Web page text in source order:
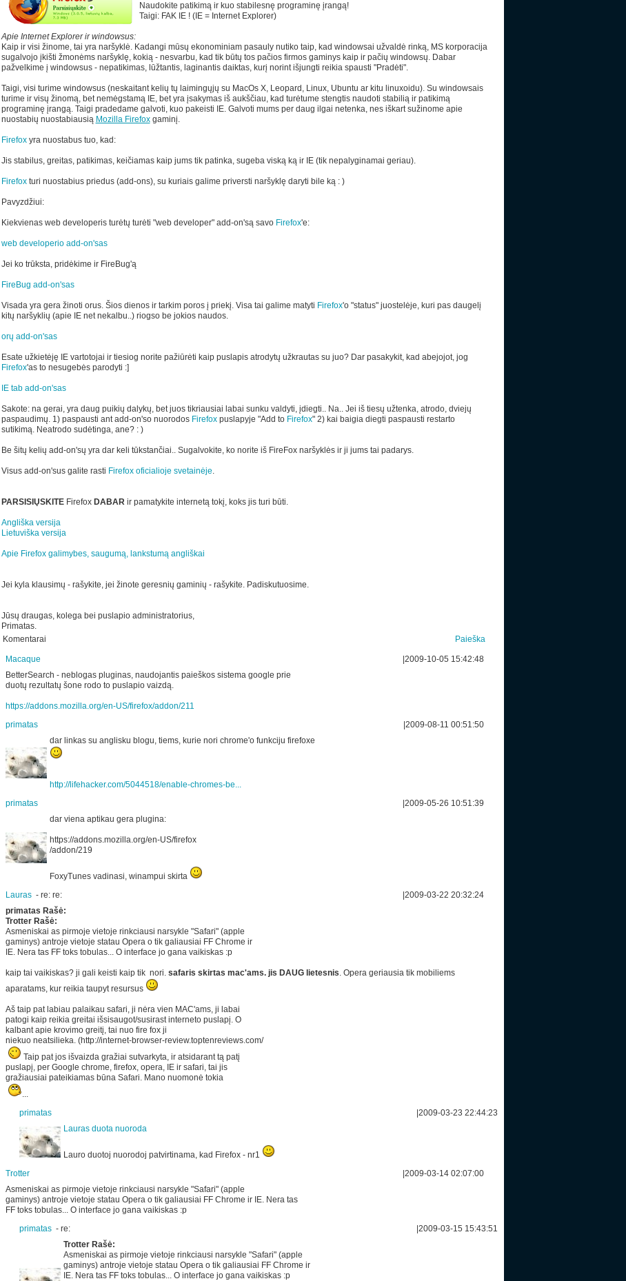
Naudokite patikimą ir kuo stabilesnę programinę įrangą!
Taigi: FAK IE ! (IE = Internet Explorer)
Apie Internet Explorer ir windowsus:
Kaip ir visi žinome, tai yra naršyklė. Kadangi mūsų ekonominiam pasauly nutiko taip, kad windowsai užvaldė rinką, MS korporacija
sugalvojo įkišti žmonėms naršyklę, kokią - nesvarbu, kad tik būtų tos pačios firmos gaminys kaip ir pačių windowsų. Dabar
pažvelkime į windowsus - nepatikimas, lūžtantis, laginantis daiktas, kurį norint išjungti reikia spausti "Pradėti".
Taigi, visi turime windowsus (neskaitant kelių tų laimingųjų su MacOs X, Leopard, Linux, Ubuntu ar kitu linuxoidu). Su windowsais
turime ir visų žinomą, bet nemėgstamą IE, bet yra įsakymas iš aukščiau, kad turėtume stengtis naudoti stabilią ir patikimą
programinę įrangą. Taigi pradedame galvoti, kuo pakeisti IE. Galvoti mums per daug ilgai netenka, nes iškart sužinome apie
nuostabių nuostabiausią Mozilla Firefoxgaminį.
Firefoxyra nuostabus tuo, kad:
Jis stabilus, greitas, patikimas, keičiamas kaip jums tik patinka, sugeba viską ką ir IE (tik nepalyginamai geriau).
Firefoxturi nuostabius priedus (add-ons), su kuriais galime priversti naršyklę daryti bile ką : )
Pavyzdžiui:
Kiekvienas web developeris turėtų turėti "web developer" add-on'są savo Firefox'e:
web developerio add-on'sas
Jei ko trūksta, pridėkime ir FireBug'ą
FireBug add-on'sas
Visada yra gera žinoti orus. Šios dienos ir tarkim poros į priekį. Visa tai galime matyti Firefox'o "status" juostelėje, kuri pas daugelį
kitų naršyklių (apie IE net nekalbu..) riogso be jokios naudos.
orų add-on'sas
Esate užkietėję IE vartotojai ir tiesiog norite pažiūrėti kaip puslapis atrodytų užkrautas su juo? Dar pasakykit, kad abejojot, jog
Firefox'as to nesugebės parodyti :]
IE tab add-on'sas
Sakote: na gerai, yra daug puikių dalykų, bet juos tikriausiai labai sunku valdyti, įdiegti.. Na.. Jei iš tiesų užtenka, atrodo, dviejų
paspaudimų. 1) paspausti ant add-on'so nuorodos Firefoxpuslapyje "Add to Firefox" 2) kai baigia diegti paspausti restarto
sutikimą. Neatrodo sudėtinga, ane? : )
Be šitų kelių add-on'sų yra dar keli tūkstančiai.. Sugalvokite, ko norite iš FireFox naršyklės ir ji jums tai padarys.
Visus add-on'sus galite rasti Firefox oficialioje svetainėje.
PARSISIŲSKITE Firefox DABAR ir pamatykite internetą tokį, koks jis turi būti.
Angliška versija
Lietuviška versija
Apie Firefox galimybes, saugumą, lankstumą angliškai
Jei kyla klausimų - rašykite, jei žinote geresnių gaminių - rašykite. Padiskutuosime.
Jūsų draugas, kolega bei puslapio administratorius,
Primatas.
Komentarai
Paieška
Macaque
2009-10-05 15:42:48
BetterSearch - neblogas pluginas, naudojantis paieškos sistema google prie
duotų rezultatų šone rodo to puslapio vaizdą.
https://addons.mozilla.org/en-US/firefox/addon/211
primatas
2009-08-11 00:51:50
dar linkas su anglisku blogu, tiems, kurie nori chrome'o funkciju firefoxe
http://lifehacker.com/5044518/enable-chromes-be...
primatas
2009-05-26 10:51:39
dar viena aptikau gera plugina:
https://addons.mozilla.org/en-US/firefox
/addon/219
FoxyTunes vadinasi, winampui skirta
Lauras- re: re:
2009-03-22 20:32:24
primatas Rašė:
Trotter Rašė:
Asmeniskai as pirmoje vietoje rinkciausi narsykle "Safari" (apple
gaminys) antroje vietoje statau Opera o tik galiausiai FF Chrome ir
IE. Nera tas FF toks tobulas... O interface jo gana vaikiskas :p
kaip tai vaikiskas? ji gali keisti kaip tik nori. safaris skirtas mac'ams. jis DAUG lietesnis. Opera geriausia tik mobiliems
aparatams, kur reikia taupyt resursus
Aš taip pat labiau palaikau safari, ji nėra vien MAC'ams, ji labai
patogi kaip reikia greitai išsisaugot/susirast interneto puslapį. O
kalbant apie krovimo greitį, tai nuo fire fox ji
niekuo neatsilieka. (http://internet-browser-review.toptenreviews.com/
Taip pat jos išvaizda gražiai sutvarkyta, ir atsidarant tą patį
puslapį, per Google chrome, firefox, opera, IE ir safari, tai jis
gražiausiai pateikiamas būna Safari. Mano nuomonė tokia
...
primatas
2009-03-23 22:44:23
Lauras duota nuoroda
Lauro duotoj nuorodoj patvirtinama, kad Firefox - nr1
Trotter
2009-03-14 02:07:00
Asmeniskai as pirmoje vietoje rinkciausi narsykle "Safari" (apple
gaminys) antroje vietoje statau Opera o tik galiausiai FF Chrome ir IE. Nera tas
FF toks tobulas... O interface jo gana vaikiskas :p
primatas- re:
2009-03-15 15:43:51
Trotter Rašė:
Asmeniskai as pirmoje vietoje rinkciausi narsykle "Safari" (apple
gaminys) antroje vietoje statau Opera o tik galiausiai FF Chrome ir
IE. Nera tas FF toks tobulas... O interface jo gana vaikiskas :p